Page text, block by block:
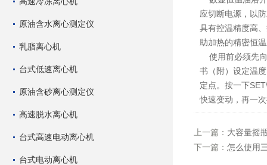
原油含水离心测定仪
乳脂离心机
台式低速离心机
原油含砂离心测定仪
高速脱水离心机
台式高速电动离心机
台式电动离心机
应切断电源，以
具有控温精度高
助加热的精密恒
使用前必须先向
书（附）设定温
定点。按一下
快速变动，再一
上一篇： 大容量摇
下一篇： 怎么使用